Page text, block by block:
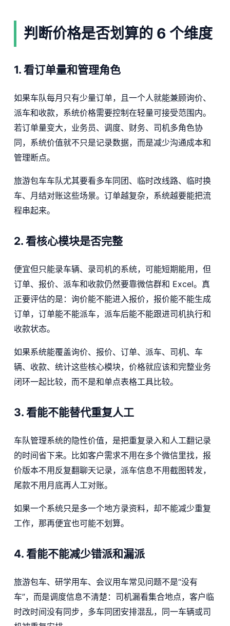
判断价格是否划算的 6 个维度
1. 看订单量和管理角色
如果车队每月只有少量订单，且一个人就能兼顾询价、
派车和收款，系统价格需要控制在轻量可接受范围内。
若订单量变大，业务员、调度、财务、司机多角色协
同，系统价值就不只是记录数据，而是减少沟通成本和
管理断点。
旅游包车车队尤其要看多车同团、临时改线路、临时换
车、月结对账这些场景。订单越复杂，系统越要能把流
程串起来。
2. 看核心模块是否完整
便宜但只能录车辆、录司机的系统，可能短期能用，但
订单、报价、派车和收款仍然要靠微信群和 Excel。真
正要评估的是：询价能不能进入报价，报价能不能生成
订单，订单能不能派车，派车后能不能跟进司机执行和
收款状态。
如果系统能覆盖询价、报价、订单、派车、司机、车
辆、收款、统计这些核心模块，价格就应该和完整业务
闭环一起比较，而不是和单点表格工具比较。
3. 看能不能替代重复人工
车队管理系统的隐性价值，是把重复录入和人工翻记录
的时间省下来。比如客户需求不用在多个微信里找，报
价版本不用反复翻聊天记录，派车信息不用截图转发，
尾款不用月底再人工对账。
如果一个系统只是多一个地方录资料，却不能减少重复
工作，那再便宜也可能不划算。
4. 看能不能减少错派和漏派
旅游包车、研学用车、会议用车常见问题不是“没有
车”，而是调度信息不清楚：司机漏看集合地点，客户临
时改时间没有同步，多车同团安排混乱，同一车辆或司